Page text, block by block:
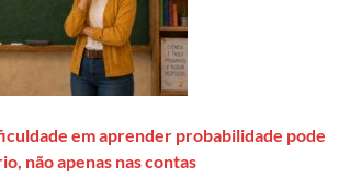
em aprender probabilidade pode
não apenas nas contas